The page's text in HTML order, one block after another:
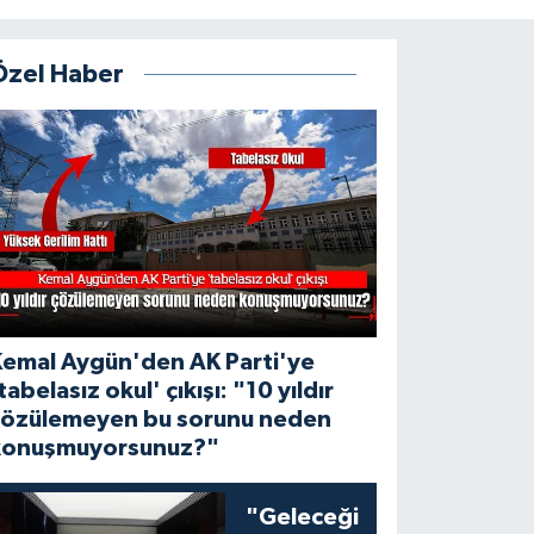
Haber
Aygün'den AK Parti'ye
okul' çıkışı: "10 yıldır
bu sorunu neden
"Geleceği